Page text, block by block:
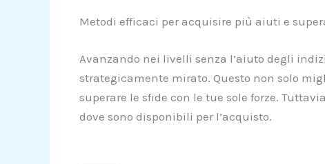
Metodi efficaci per acquisire più aiuti e
Avanzando nei livelli senza l’aiuto degli
strategicamente mirato. Questo non solo
superare le sfide con le tue sole forze.
dove sono disponibili per l’acquisto.